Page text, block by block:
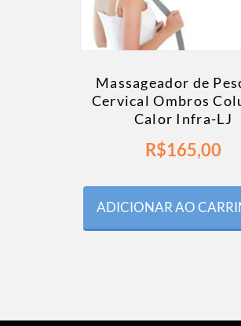
Massageador de
Cervical Ombros
Calor Infra-LJ
R$165,00
ADICIONAR AO